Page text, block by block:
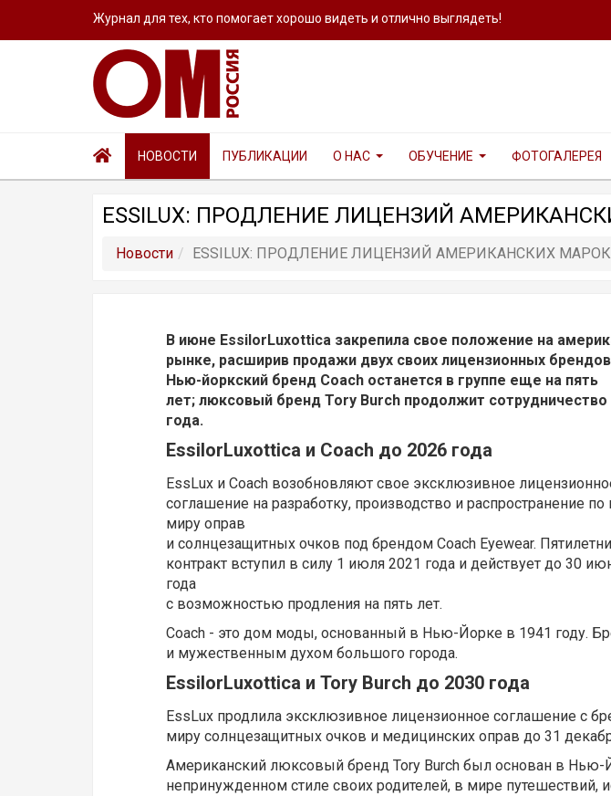
Журнал для тех, кто помогает хорошо видеть и отлично выглядеть!
НОВОСТИ ПУБЛИКАЦИИ О НАС ОБУЧЕНИЕ ФОТОГАЛЕРЕЯ
ESSILUX: ПРОДЛЕНИЕ ЛИЦЕНЗИЙ
Новости ESSILUX: ПРОДЛЕНИЕ ЛИЦЕНЗИЙ АМЕРИКАНСКИХ МАРОК
В июне EssilorLuxottica закрепила свое положение на
рынке, расширив продажи двух своих лицензионных
Нью-йоркский бренд Coach останется в группе еще на пять
лет; люксовый бренд Tory Burch продолжит сотрудничество
года.
EssilorLuxottica и Coach до 2026 года
EssLux и Coach возобновляют свое эксклюзивное
соглашение на разработку, производство и распространение
миру оправ
и солнцезащитных очков под брендом Coach Eyewear.
контракт вступил в силу 1 июля 2021 года и действует до 30
года
с возможностью продления на пять лет.
Coach - это дом моды, основанный в Нью-Йорке в 1941 году.
и мужественным духом большого города.
EssilorLuxottica и Tory Burch до 2030 года
EssLux продлила эксклюзивное лицензионное соглашение с
миру солнцезащитных очков и медицинских оправ до 31
Американский люксовый бренд Tory Burch был основан в Нью-
непринужденном стиле своих родителей, в мире путешествий,